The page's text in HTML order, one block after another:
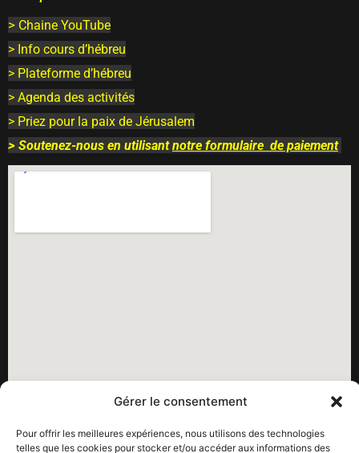
Gérer le consentement
Pour offrir les meilleures expériences, nous utilisons des technologies
telles que les cookies pour stocker et/ou accéder aux informations des
> Chaine YouTube
> Info cours d’hébreu
> Plateforme d’hébreu
> Agenda des activités
> Priez pour la paix de Jérusalem
> Soutenez-nous en utilisantnotre formulaire de paiement